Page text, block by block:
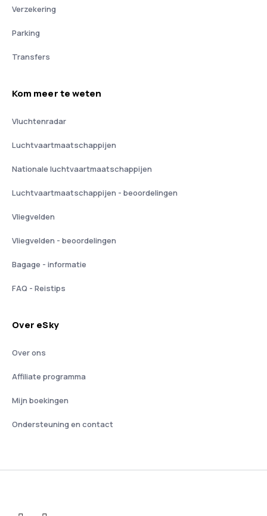
Verzekering
Parking
Transfers
Kom meer te weten
Vluchtenradar
Luchtvaartmaatschappijen
Nationale luchtvaartmaatschappijen
Luchtvaartmaatschappijen - beoordelingen
Vliegvelden
Vliegvelden - beoordelingen
Bagage - informatie
FAQ - Reistips
Over eSky
Over ons
Affiliate programma
Mijn boekingen
Ondersteuning en contact